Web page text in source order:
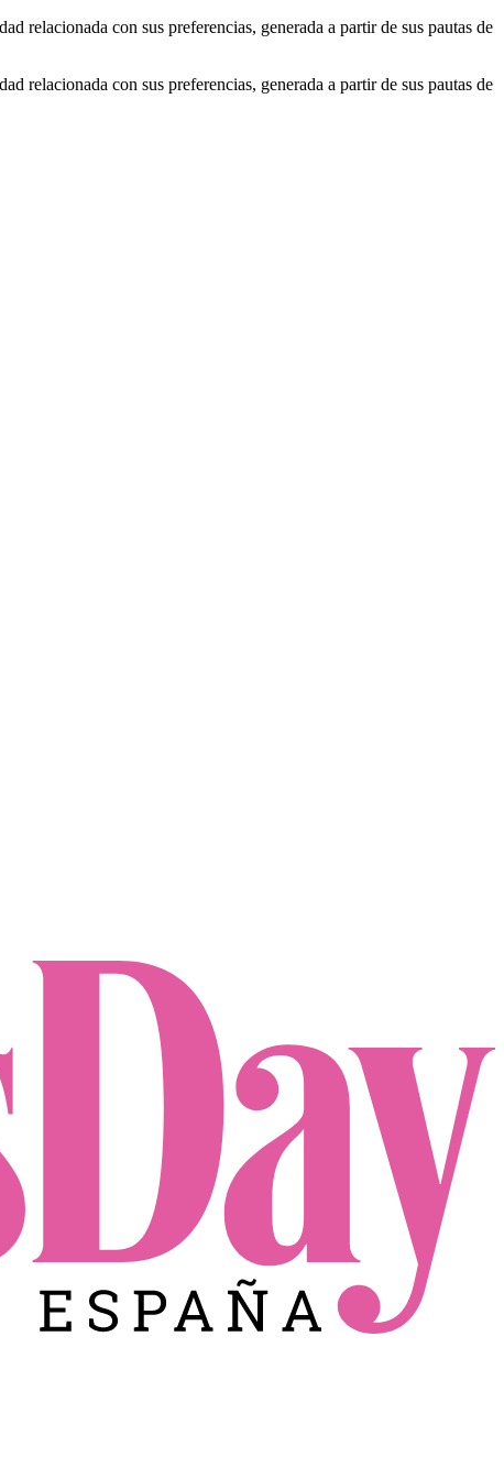
relacionada con sus preferencias, generada a partir de sus pautas de
relacionada con sus preferencias, generada a partir de sus pautas de